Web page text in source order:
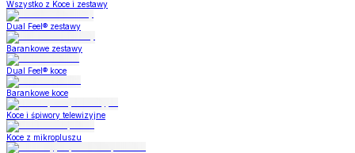
Wszystko z Koce i zestawy
Dual Feel® zestawy
Barankowe zestawy
Dual Feel® koce
Barankowe koce
Koce i śpiwory telewizyjne
Koce z mikropluszu